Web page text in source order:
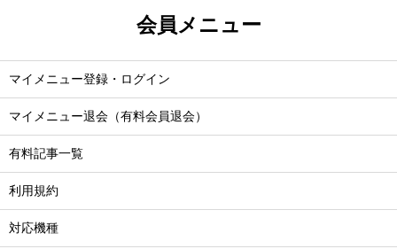
会員メニュー
マイメニュー登録・ログイン
マイメニュー退会（有料会員退会）
有料記事一覧
利用規約
対応機種